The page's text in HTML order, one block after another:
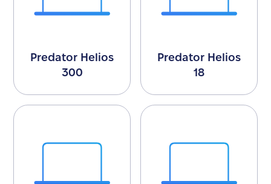
Predator Helios
300
Predator Helios
18